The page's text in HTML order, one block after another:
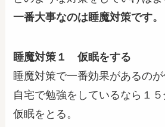
一番大事なのは睡魔対策です。
睡魔対策１ 仮眠をする
睡魔対策で一番効果があるのが
自宅で勉強をしているなら１
仮眠をとる。